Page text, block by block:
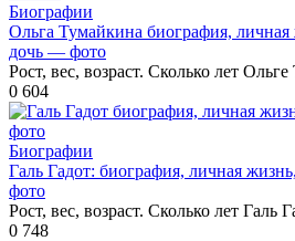
Биографии
Ольга Тумайкина биография,
дочь — фото
Рост, вес, возраст. Сколько лет
0 604
Биографии
Галь Гадот: биография, личная
фото
Рост, вес, возраст. Сколько лет Галь
0 748